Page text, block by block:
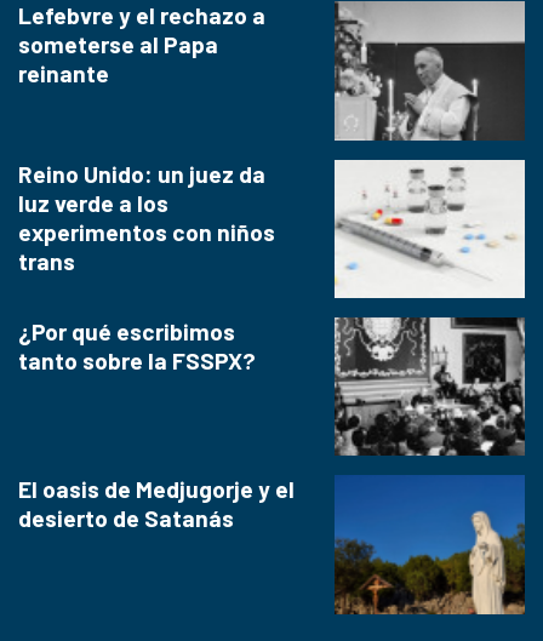
Lefebvre y el rechazo a
someterse al Papa
reinante
Reino Unido: un juez da
luz verde a los
experimentos con niños
trans
¿Por qué escribimos
tanto sobre la FSSPX?
El oasis de Medjugorje y el
desierto de Satanás